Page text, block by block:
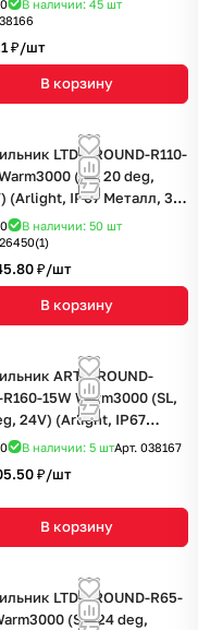
0 В наличии: 45 шт
₽/шт
В корзину
LTD-GROUND-R110-
(SL, 20 deg,
(Arlight, IP67 Металл, 3
0 В наличии: 50 шт
₽/шт
В корзину
ART-GROUND-
R160-15W Warm3000 (SL,
24V) (Arlight, IP67
3 года)
0 В наличии: 5 штАрт. 038167
₽/шт
В корзину
LTD-GROUND-R65-
(SL, 24 deg,